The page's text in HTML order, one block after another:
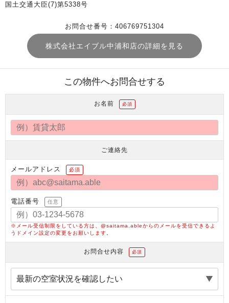
国土交通大臣(7)第5338号
お問合せ番号：406769751304
株式会社エイブル中浦和店の詳細を見る
この物件へお問合せする
お名前 必須
ご連絡先
メールアドレス 必須
電話番号 任意
※メール受信制限をしている方は、@saitama.ableからのメールを受信できるよ
うドメイン設定の変更をお願いします。
お問合せ内容 必須